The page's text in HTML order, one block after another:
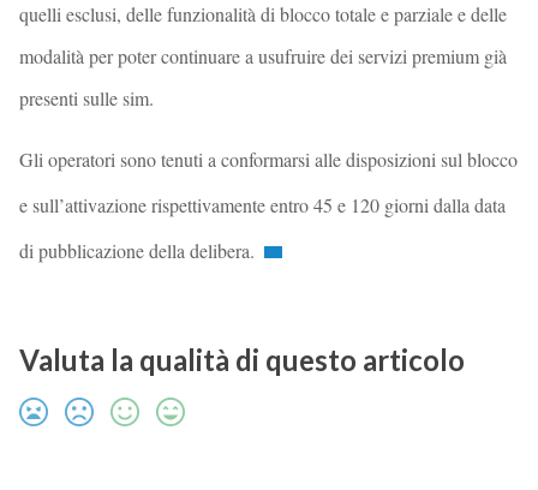
quelli esclusi, delle funzionalità di blocco totale e parziale e delle
modalità per poter continuare a usufruire dei servizi premium già
presenti sulle sim.
Gli operatori sono tenuti a conformarsi alle disposizioni sul blocco
e sull’attivazione rispettivamente entro 45 e 120 giorni dalla data
di pubblicazione della delibera.
Valuta la qualità di questo articolo